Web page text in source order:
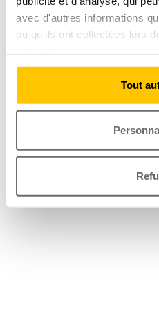
avec d'autres informations
ou qu'ils ont collectées lors
Tout